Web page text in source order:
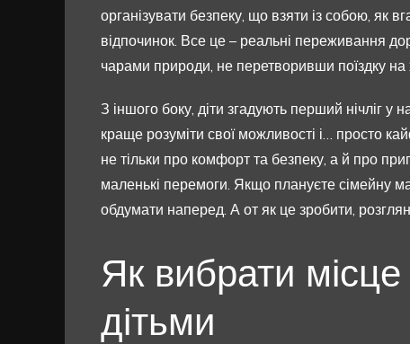
організувати безпеку, що взяти із собою, як
відпочинок. Все це – реальні переживання
чарами природи, не перетворивши поїздку на
З іншого боку, діти згадують перший нічліг у
краще розуміти свої можливості і… просто
не тільки про комфорт та безпеку, а й про
маленькі перемоги. Якщо плануєте сімейну
обдумати наперед. А от як це зробити,
Як вибрати
дітьми